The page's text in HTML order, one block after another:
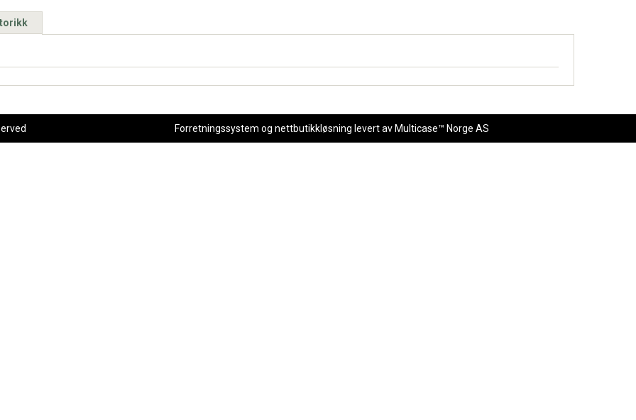
Forretningssystem ognettbutikkløsning levert av Multicase™ Norge AS